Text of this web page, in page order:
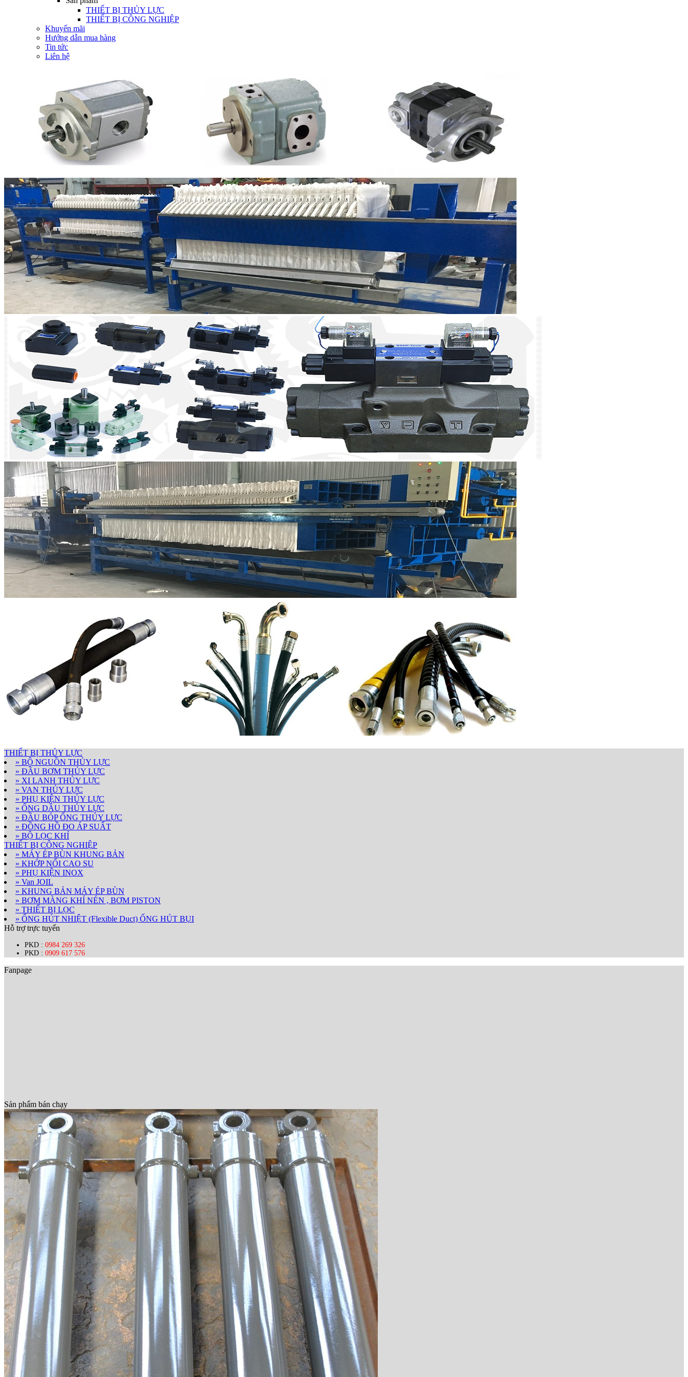
THIẾT BỊ THỦY LỰC
THIẾT BỊ CÔNG NGHIỆP
Khuyến mãi
Hướng dẫn mua hàng
Tin tức
Liên hệ
THIẾT BỊ THỦY LỰC
» BỘ NGUỒN THỦY LỰC
» ĐẦU BƠM THỦY LỰC
» XI LANH THỦY LỰC
» VAN THỦY LỰC
» PHỤ KIỆN THỦY LỰC
» ỐNG DẦU THỦY LỰC
» ĐẦU BÓP ỐNG THỦY LỰC
» ĐỒNG HỒ ĐO ÁP SUẤT
» BỘ LỌC KHÍ
THIẾT BỊ CÔNG NGHIỆP
» MÁY ÉP BÙN KHUNG BẢN
» KHỚP NỐI CAO SU
» PHỤ KIỆN INOX
» Van JOIL
» KHUNG BẢN MÁY ÉP BÙN
» BƠM MÀNG KHÍ NÉN , BƠM PISTON
» THIẾT BỊ LỌC
» ỐNG HÚT NHIỆT (Flexible Duct) ỐNG HÚT BỤI
Hỗ trợ trực tuyến
PKD : 0984 269 326
PKD : 0909 617 576
Fanpage
Sản phẩm bán chạy